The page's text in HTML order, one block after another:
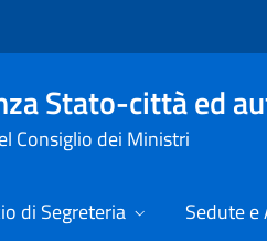
Stato-città ed
Consiglio dei Ministri
di Segreteria Sedute e